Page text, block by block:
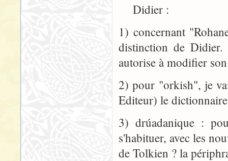
Didier :
1) concernant
distinction de Didier.
autorise à modifier
2) pour "orkish", je
Editeur) le
3) drúadanique :
s'habituer, avec les
de Tolkien ? la